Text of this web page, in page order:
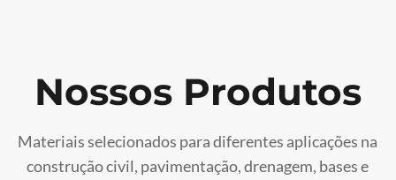
Nossos Produtos
Materiais selecionados para diferentes aplicações na
construção civil, pavimentação, drenagem, bases e